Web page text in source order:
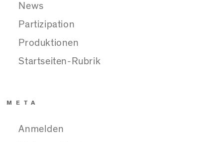
News
Partizipation
Produktionen
Startseiten-Rubrik
META
Anmelden